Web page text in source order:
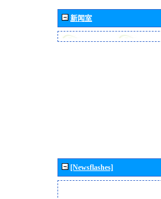
新闻室
[Newsflashes]